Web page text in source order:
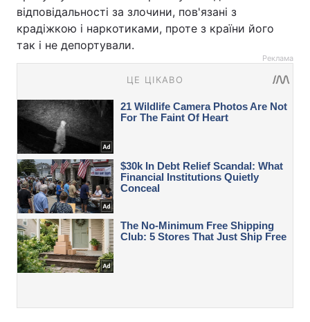
відповідальності за злочини, пов'язані з
крадіжкою і наркотиками, проте з країни його
так і не депортували.
Реклама